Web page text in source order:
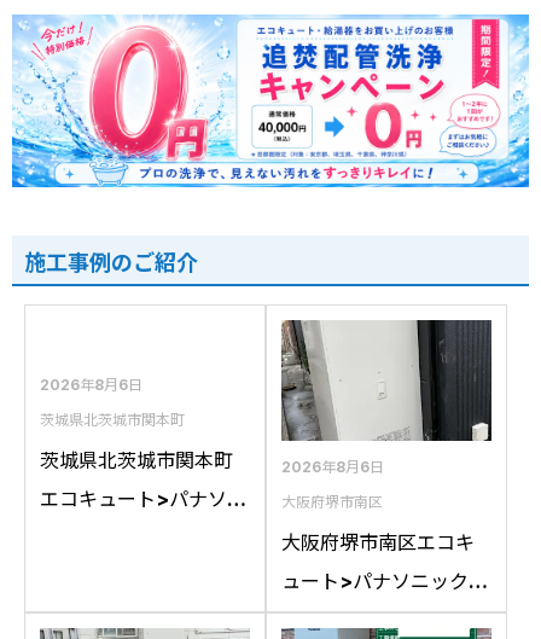
施工事例のご紹介
2026年8月6日
茨城県北茨城市関本町
茨城県北茨城市関本町
エコキュート>パナソニ
37D1A10からパナソニ
2026年8月6日
大阪府堺市南区
大阪府堺市南区エコキ
ュート>パナソニック交
換工事施工事例：パナ